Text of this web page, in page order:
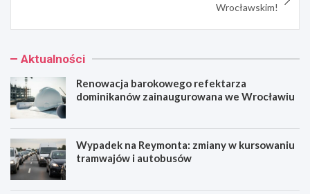
Wrocławskim!
Aktualności
Renowacja barokowego refektarza
dominikanów zainaugurowana we Wrocławiu
Wypadek na Reymonta: zmiany w kursowaniu
tramwajów i autobusów